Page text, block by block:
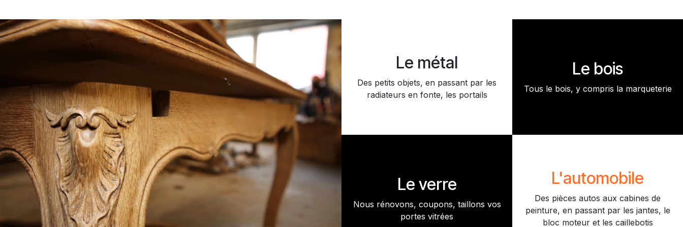
Le métal
Des petits objets, en passant par les
radiateurs en fonte, les portails
Le bois
Tous le bois, y compris la marqueterie
Le verre
Nous rénovons, coupons, taillons vos
portes vitrées
L'automobile
Des pièces autos aux cabines de
peinture, en passant par les jantes, le
bloc moteur et les caillebotis